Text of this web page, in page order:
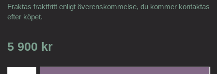
Fraktas fraktfritt enligt överenskommelse, du kommer kontaktas
efter köpet.
5 900 kr